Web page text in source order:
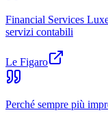
Financial Services
servizi contabili
Le Figaro
Perché sempre più